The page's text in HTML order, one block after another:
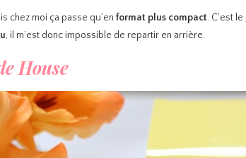
chez moi ça passe qu’en format plus compact. C’est le
, il m’est donc impossible de repartir en arrière.
House